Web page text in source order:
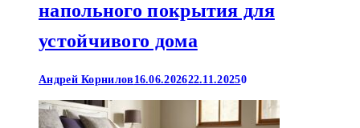
напольного покрытия для
устойчивого дома
Андрей Корнилов 16.06.202622.11.20250